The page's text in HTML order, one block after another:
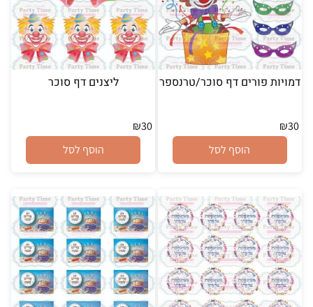
דמויות פורים דף סוכר/טרנספר
₪30
הוסף לסל
ליצנים דף סוכר
₪30
הוסף לסל